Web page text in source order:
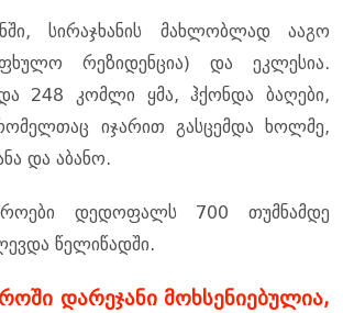
სირაჯხანის მახლობლად ააგო
რეზიდენცია) და ეკლესია.
248 კომლი ყმა, ჰქონდა ბაღები,
იჯარით გასცემდა ხოლმე,
და აბანო.
დედოფალს 700 თუმნამდე
წელიწადში.
დარეჯანი მოხსენიებულია,